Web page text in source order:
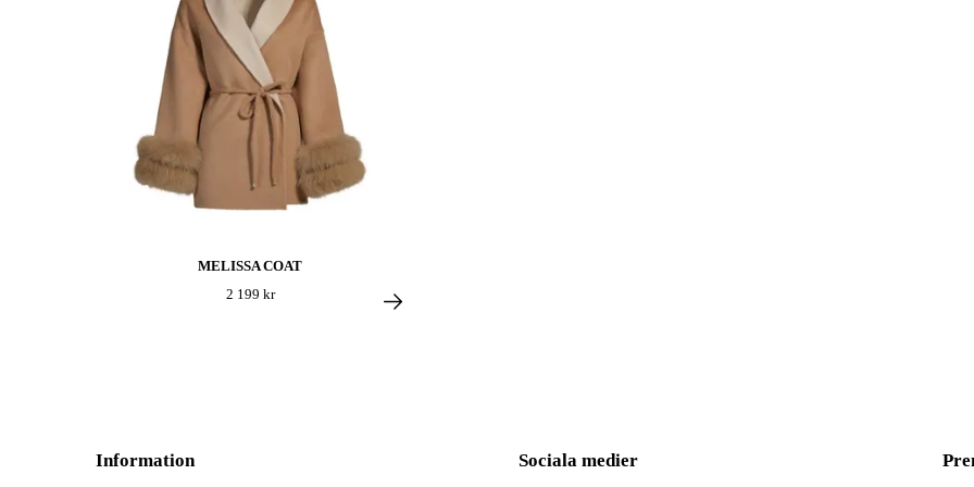
MELISSA COAT
2 199 kr
Information Sociala medier